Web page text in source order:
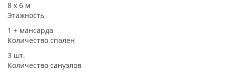
8 х 6​ м
Этажность
1 + мансарда
Количество спален
3 шт.
Количество санузлов